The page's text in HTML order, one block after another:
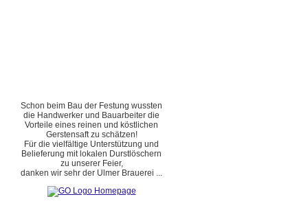
Schon beim Bau der Festung wussten
die Handwerker und Bauarbeiter die
Vorteile eines reinen und köstlichen
Gerstensaft zu schätzen!
Für die vielfältige Unterstützung und
Belieferung mit lokalen Durstlöschern
zu unserer Feier,
danken wir sehr der Ulmer Brauerei ...